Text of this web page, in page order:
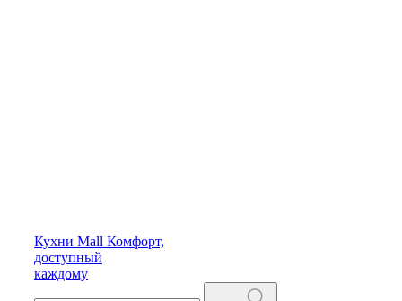
Кухни Mall Комфорт,
доступный
каждому